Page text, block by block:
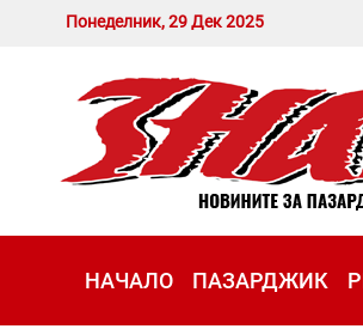
Понеделник, 29 Дек 2025
НАЧАЛО ПАЗАРДЖИК